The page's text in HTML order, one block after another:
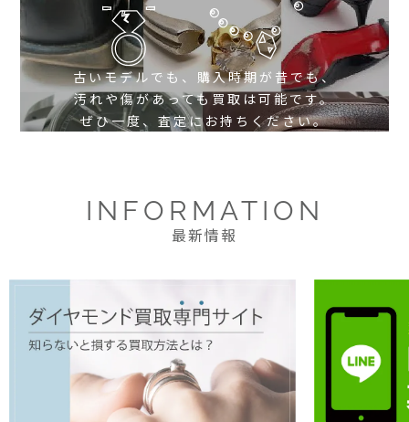
古いモデルでも、購入時期が昔でも、
汚れや傷があっても買取は可能です。
ぜひ一度、査定にお持ちください。
INFORMATION
最新情報